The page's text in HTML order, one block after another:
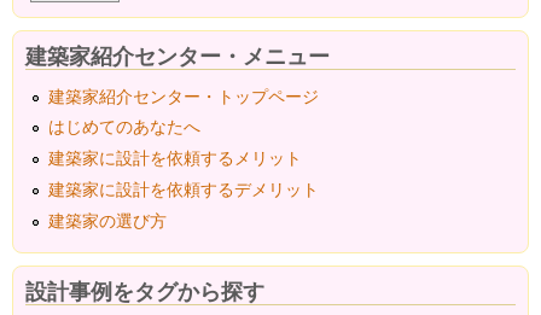
建築家紹介センター・メニュー
建築家紹介センター・トップページ
はじめてのあなたへ
建築家に設計を依頼するメリット
建築家に設計を依頼するデメリット
建築家の選び方
設計事例をタグから探す